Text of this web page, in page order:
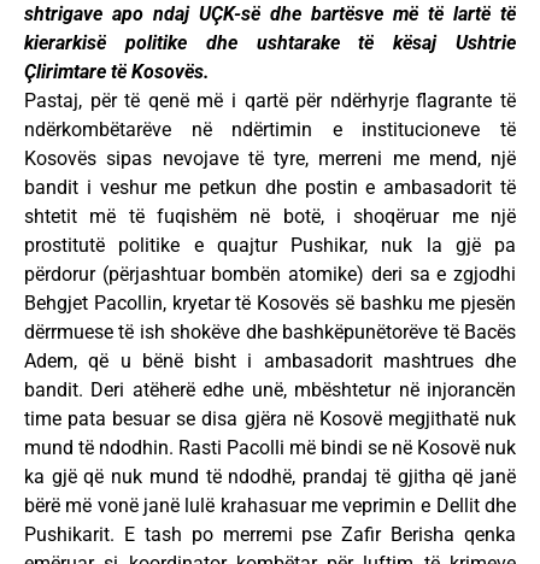
shtrigave apo ndaj UÇK-së dhe bartësve më të lartë të
kierarkisë politike dhe ushtarake të kësaj Ushtrie
Çlirimtare të Kosovës.
Pastaj, për të qenë më i qartë për ndërhyrje flagrante të
ndërkombëtarëve në ndërtimin e institucioneve të
Kosovës sipas nevojave të tyre, merreni me mend, një
bandit i veshur me petkun dhe postin e ambasadorit të
shtetit më të fuqishëm në botë, i shoqëruar me një
prostitutë politike e quajtur Pushikar, nuk la gjë pa
përdorur (përjashtuar bombën atomike) deri sa e zgjodhi
Behgjet Pacollin, kryetar të Kosovës së bashku me pjesën
dërrmuese të ish shokëve dhe bashkëpunëtorëve të Bacës
Adem, që u bënë bisht i ambasadorit mashtrues dhe
bandit. Deri atëherë edhe unë, mbështetur në injorancën
time pata besuar se disa gjëra në Kosovë megjithatë nuk
mund të ndodhin. Rasti Pacolli më bindi se në Kosovë nuk
ka gjë që nuk mund të ndodhë, prandaj të gjitha që janë
bërë më vonë janë lulë krahasuar me veprimin e Dellit dhe
Pushikarit. E tash po merremi pse Zafir Berisha qenka